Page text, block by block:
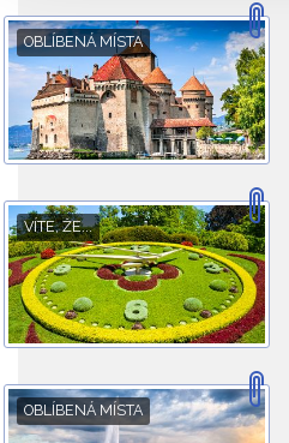
OBLÍBENÁ MÍSTA
VÍTE, ŽE...
OBLÍBENÁ MÍSTA